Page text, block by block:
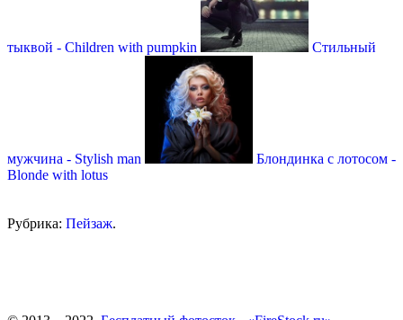
тыквой - Children with pumpkin Стильный
мужчина - Stylish man
Блондинка с лотосом -
Blonde with lotus
Рубрика: Пейзаж.